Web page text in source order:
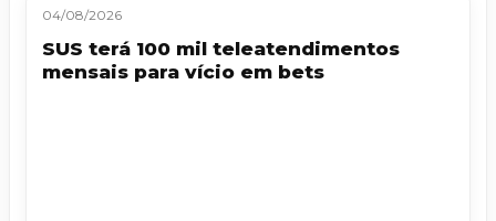
04/08/2026
SUS terá 100 mil teleatendimentos
mensais para vício em bets